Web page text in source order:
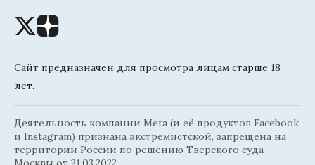
Сайт предназначен для просмотра лицам старше 18
лет.
Деятельность компании Meta (и её продуктов Facebook
и Instagram) признана экстремистской, запрещена на
территории России по решению Тверского суда